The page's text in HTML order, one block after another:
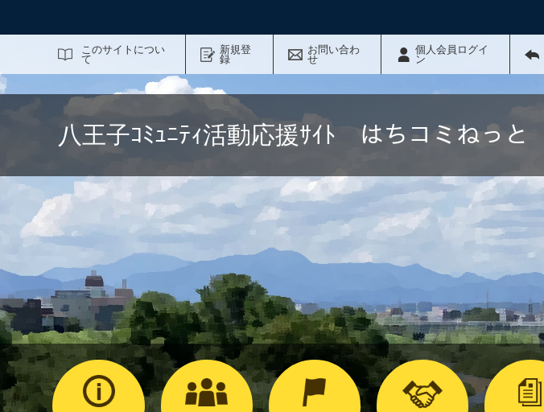
このサイトについ
て
新規登
録
お問い合わ
せ
個人会員ログイ
ン
八王子ｺﾐｭﾆﾃｨ活動応援ｻｲﾄ はちコミねっと